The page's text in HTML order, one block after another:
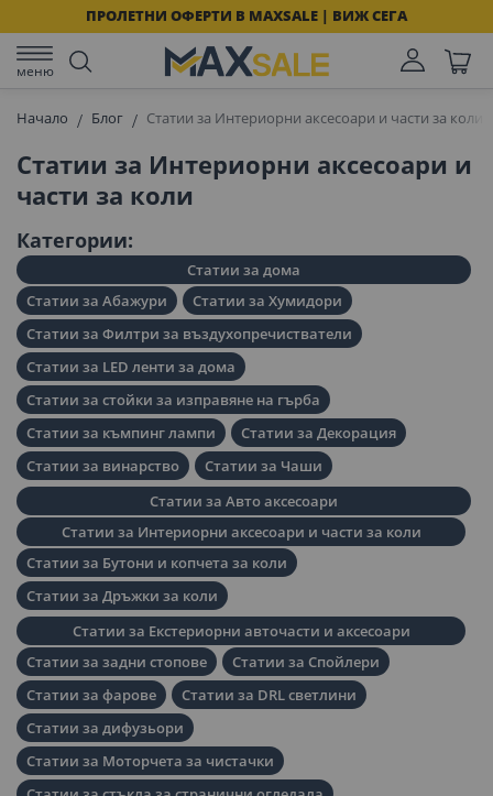
ПРОЛЕТНИ ОФЕРТИ В MAXSALE | ВИЖ СЕГА
меню
Начало Блог Статии за Интериорни аксесоари и части за коли
Статии за Интериорни аксесоари и
части за коли
Категории
Статии за дома
Статии за Абажури
Статии за Хумидори
Статии за Филтри за въздухопречистватели
Статии за LED ленти за дома
Статии за стойки за изправяне на гърба
Статии за къмпинг лампи
Статии за Декорация
Статии за винарство
Статии за Чаши
Статии за Авто аксесоари
Статии за Интериорни аксесоари и части за коли
Статии за Бутони и копчета за коли
Статии за Дръжки за коли
Статии за Екстериорни авточасти и аксесоари
Статии за задни стопове
Статии за Спойлери
Статии за фарове
Статии за DRL светлини
Статии за дифузьори
Статии за Моторчета за чистачки